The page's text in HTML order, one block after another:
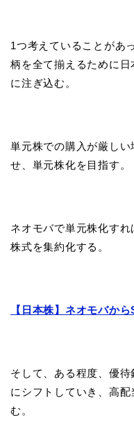
1つ考えていることがあ
柄を全て揃えるために
に注ぎ込む。
単元株での購入が厳し
せ、単元株化を目指す。
ネオモバで単元株化すれ
株式を集約化する。
【日本株】ネオモバか
そして、ある程度、優
にシフトしていき、高
む。